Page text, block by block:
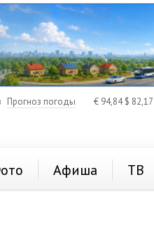
Прогноз погоды € 94,84$ 82,17
Афиша ТВ